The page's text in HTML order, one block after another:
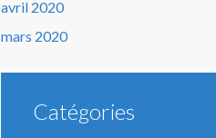
avril 2020
mars 2020
Catégories